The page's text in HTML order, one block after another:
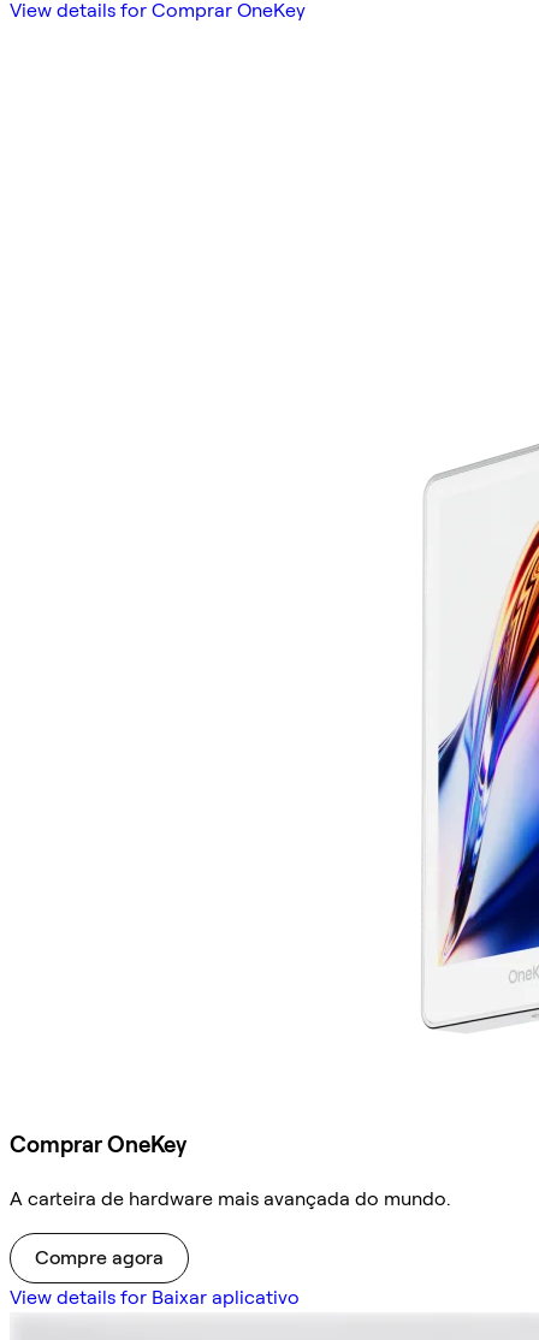
View details for Comprar OneKey
Comprar OneKey
A carteira de hardware mais avançada do mundo.
Compre agora
View details for Baixar aplicativo